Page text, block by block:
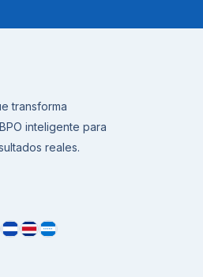
transforma
inteligente para
reales.